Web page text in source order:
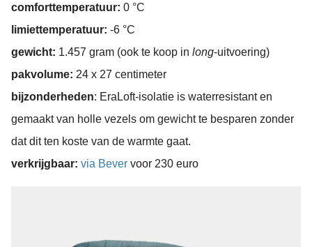
comforttemperatuur: 0 °C
limiettemperatuur: -6 °C
gewicht: 1.457 gram (ook te koop in long-uitvoering)
pakvolume: 24 x 27 centimeter
bijzonderheden: EraLoft-isolatie is waterresistant en
gemaakt van holle vezels om gewicht te besparen zonder
dat dit ten koste van de warmte gaat.
verkrijgbaar: via Bever voor 230 euro